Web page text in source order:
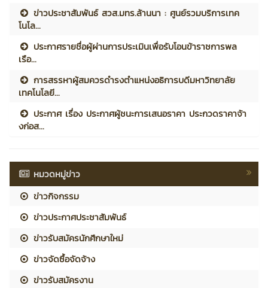
ข่าวประชาสัมพันธ์ สวส.มทร.ล้านนา : ศูนย์รวมบริการเทค
โนโล...
ประกาศรายชื่อผู้ผ่านการประเมินเพื่อรับโอนข้าราชการพล
เรือ...
การสรรหาผู้สมควรดำรงตำแหน่งอธิการบดีมหาวิทยาลัย
เทคโนโลยี...
ประกาศ เรื่อง ประกาศผู้ชนะการเสนอราคา ประกวดราคาจ้า
งก่อส...
หมวดหมู่ข่าว
ข่าวกิจกรรม
ข่าวประกาศประชาสัมพันธ์
ข่าวรับสมัครนักศึกษาใหม่
ข่าวจัดซื้อจัดจ้าง
ข่าวรับสมัครงาน